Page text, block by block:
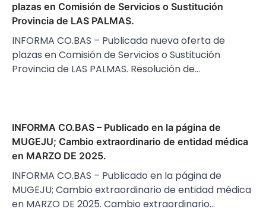
plazas en Comisión de Servicios o Sustitución
Provincia de LAS PALMAS.
INFORMA CO.BAS – Publicada nueva oferta de
plazas en Comisión de Servicios o Sustitución
Provincia de LAS PALMAS. Resolución de…
INFORMA CO.BAS – Publicado en la página de
MUGEJU; Cambio extraordinario de entidad médica
en MARZO DE 2025.
INFORMA CO.BAS – Publicado en la página de
MUGEJU; Cambio extraordinario de entidad médica
en MARZO DE 2025. Cambio extraordinario…